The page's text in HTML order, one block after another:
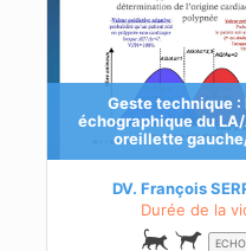
Geste technique :
échographique du
oreillette
DV. François
Durée de la